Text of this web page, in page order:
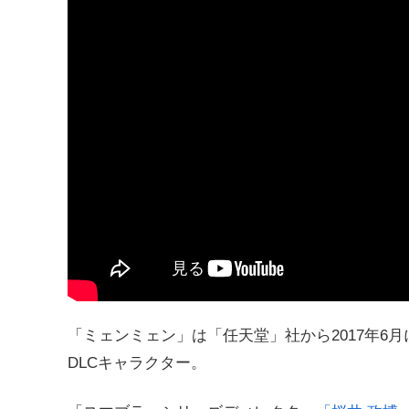
「ミェンミェン」は「任天堂」社から2017年6
DLCキャラクター。